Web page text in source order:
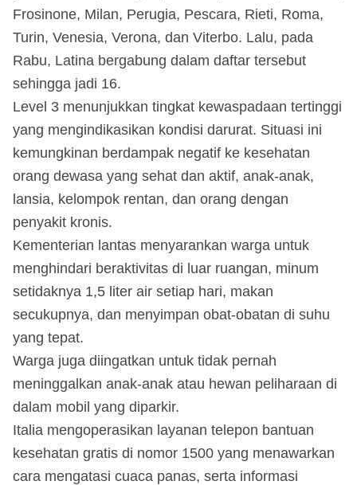
Frosinone, Milan, Perugia, Pescara, Rieti, Roma,
Turin, Venesia, Verona, dan Viterbo. Lalu, pada
Rabu, Latina bergabung dalam daftar tersebut
sehingga jadi 16.
Level 3 menunjukkan tingkat kewaspadaan tertinggi
yang mengindikasikan kondisi darurat. Situasi ini
kemungkinan berdampak negatif ke kesehatan
orang dewasa yang sehat dan aktif, anak-anak,
lansia, kelompok rentan, dan orang dengan
penyakit kronis.
Kementerian lantas menyarankan warga untuk
menghindari beraktivitas di luar ruangan, minum
setidaknya 1,5 liter air setiap hari, makan
secukupnya, dan menyimpan obat-obatan di suhu
yang tepat.
Warga juga diingatkan untuk tidak pernah
meninggalkan anak-anak atau hewan peliharaan di
dalam mobil yang diparkir.
Italia mengoperasikan layanan telepon bantuan
kesehatan gratis di nomor 1500 yang menawarkan
cara mengatasi cuaca panas, serta informasi